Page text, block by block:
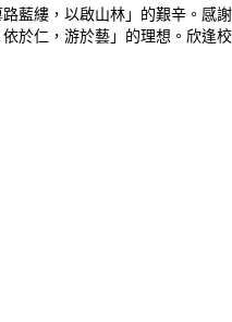
藍縷，以啟山林」的艱辛。
於仁，游於藝」的理想。欣逢